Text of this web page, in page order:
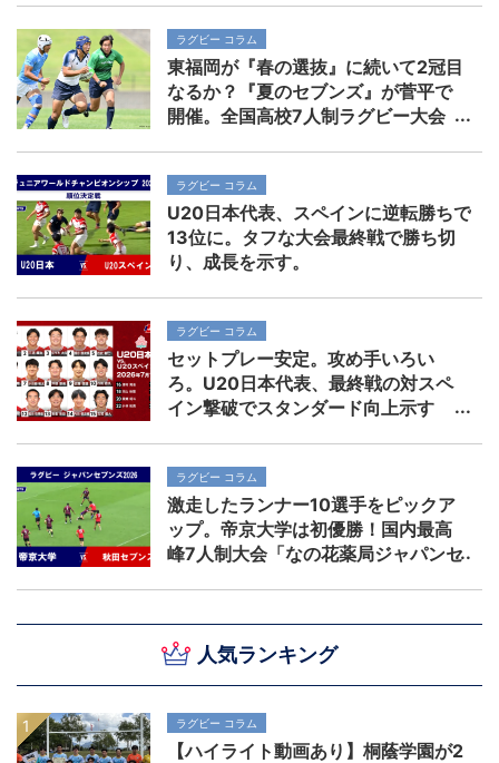
人気ランキング
ラグビー コラム
【ハイライト動画あり】桐蔭学園が2
ラグビー コラム
東福岡が『春の選抜』に続いて2冠目
なるか？『夏のセブンズ』が菅平で
開催。全国高校7人制ラグビー大会
ラグビー コラム
U20日本代表、スペインに逆転勝ちで
13位に。タフな大会最終戦で勝ち切
り、成長を示す。
ラグビー コラム
セットプレー安定。攻め手いろい
ろ。U20日本代表、最終戦の対スペ
イン撃破でスタンダード向上示す
ラグビー コラム
激走したランナー10選手をピックア
ップ。帝京大学は初優勝！国内最高
峰7人制大会「なの花薬局ジャパンセ